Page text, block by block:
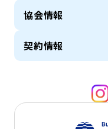
協会情報
契約情報